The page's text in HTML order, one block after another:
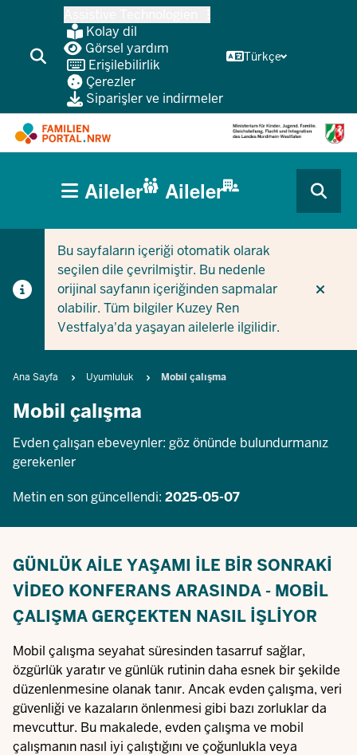
Kolay dil
Görsel yardım
Erişilebilirlik
Çerezler
Siparişler ve indirmeler
Türkçe
CURRENT SECTION AILELER IÇIN
CURRENT SECTION ŞIRKETLER/BELEDIYELER IÇIN
HAUPTNAVIGATION
(BÜRGERBEREICH
Aileler Aileler
Bu sayfaların içeriği otomatik olarak
seçilen dile çevrilmiştir. Bu nedenle
orijinal sayfanın içeriğinden sapmalar
olabilir. Tüm bilgiler Kuzey Ren
Vestfalya'da yaşayan ailelerle ilgilidir.
Breadcrumb
Ana Sayfa Uyumluluk Mobil çalışma
Mobil çalışma
Evden çalışan ebeveynler: göz önünde bulundurmanız
gerekenler
Metin en son güncellendi: 2025-05-07
GÜNLÜK AILE YAŞAMI ILE BIR SONRAKI
VIDEO KONFERANS ARASINDA - MOBIL
ÇALIŞMA GERÇEKTEN NASIL IŞLIYOR
Mobil çalışma seyahat süresinden tasarruf sağlar,
özgürlük yaratır ve günlük rutinin daha esnek bir şekilde
düzenlenmesine olanak tanır. Ancak evden çalışma, veri
güvenliği ve kazaların önlenmesi gibi bazı zorluklar da
mevcuttur. Bu makalede, evden çalışma ve mobil
çalışmanın nasıl iyi çalıştığını ve çoğunlukla veya